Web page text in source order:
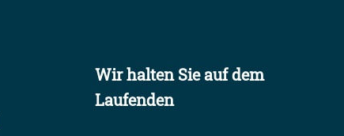
Wir halten Sie auf dem
Laufenden